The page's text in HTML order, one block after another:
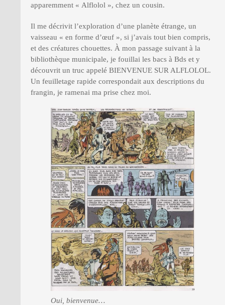
apparemment « Alflolol », chez un cousin.
Il me décrivit l’exploration d’une planète étrange, un
vaisseau « en forme d’œuf », si j’avais tout bien compris,
et des créatures chouettes. À mon passage suivant à la
bibliothèque municipale, je fouillai les bacs à Bds et y
découvrit un truc appelé BIENVENUE SUR ALFLOLOL.
Un feuilletage rapide correspondait aux descriptions du
frangin, je ramenai ma prise chez moi.
Oui, bienvenue…